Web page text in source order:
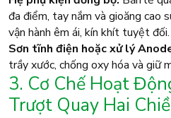
đa điểm, tay nắm và gioăng cao
vận hành êm ái, kín khít tuyệt đối.
Sơn tĩnh điện hoặc xử lý
trầy xước, chống oxy hóa và giữ
3. Cơ Chế Hoạt
Trượt Quay Hai